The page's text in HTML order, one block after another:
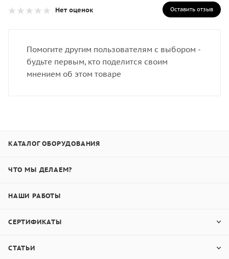
Нет оценок Оставить отзыв
Помогите другим пользователям с выбором -
будьте первым, кто поделится своим
мнением об этом товаре
КАТАЛОГ ОБОРУДОВАНИЯ
ЧТО МЫ ДЕЛАЕМ?
НАШИ РАБОТЫ
СЕРТИФИКАТЫ
СТАТЬИ